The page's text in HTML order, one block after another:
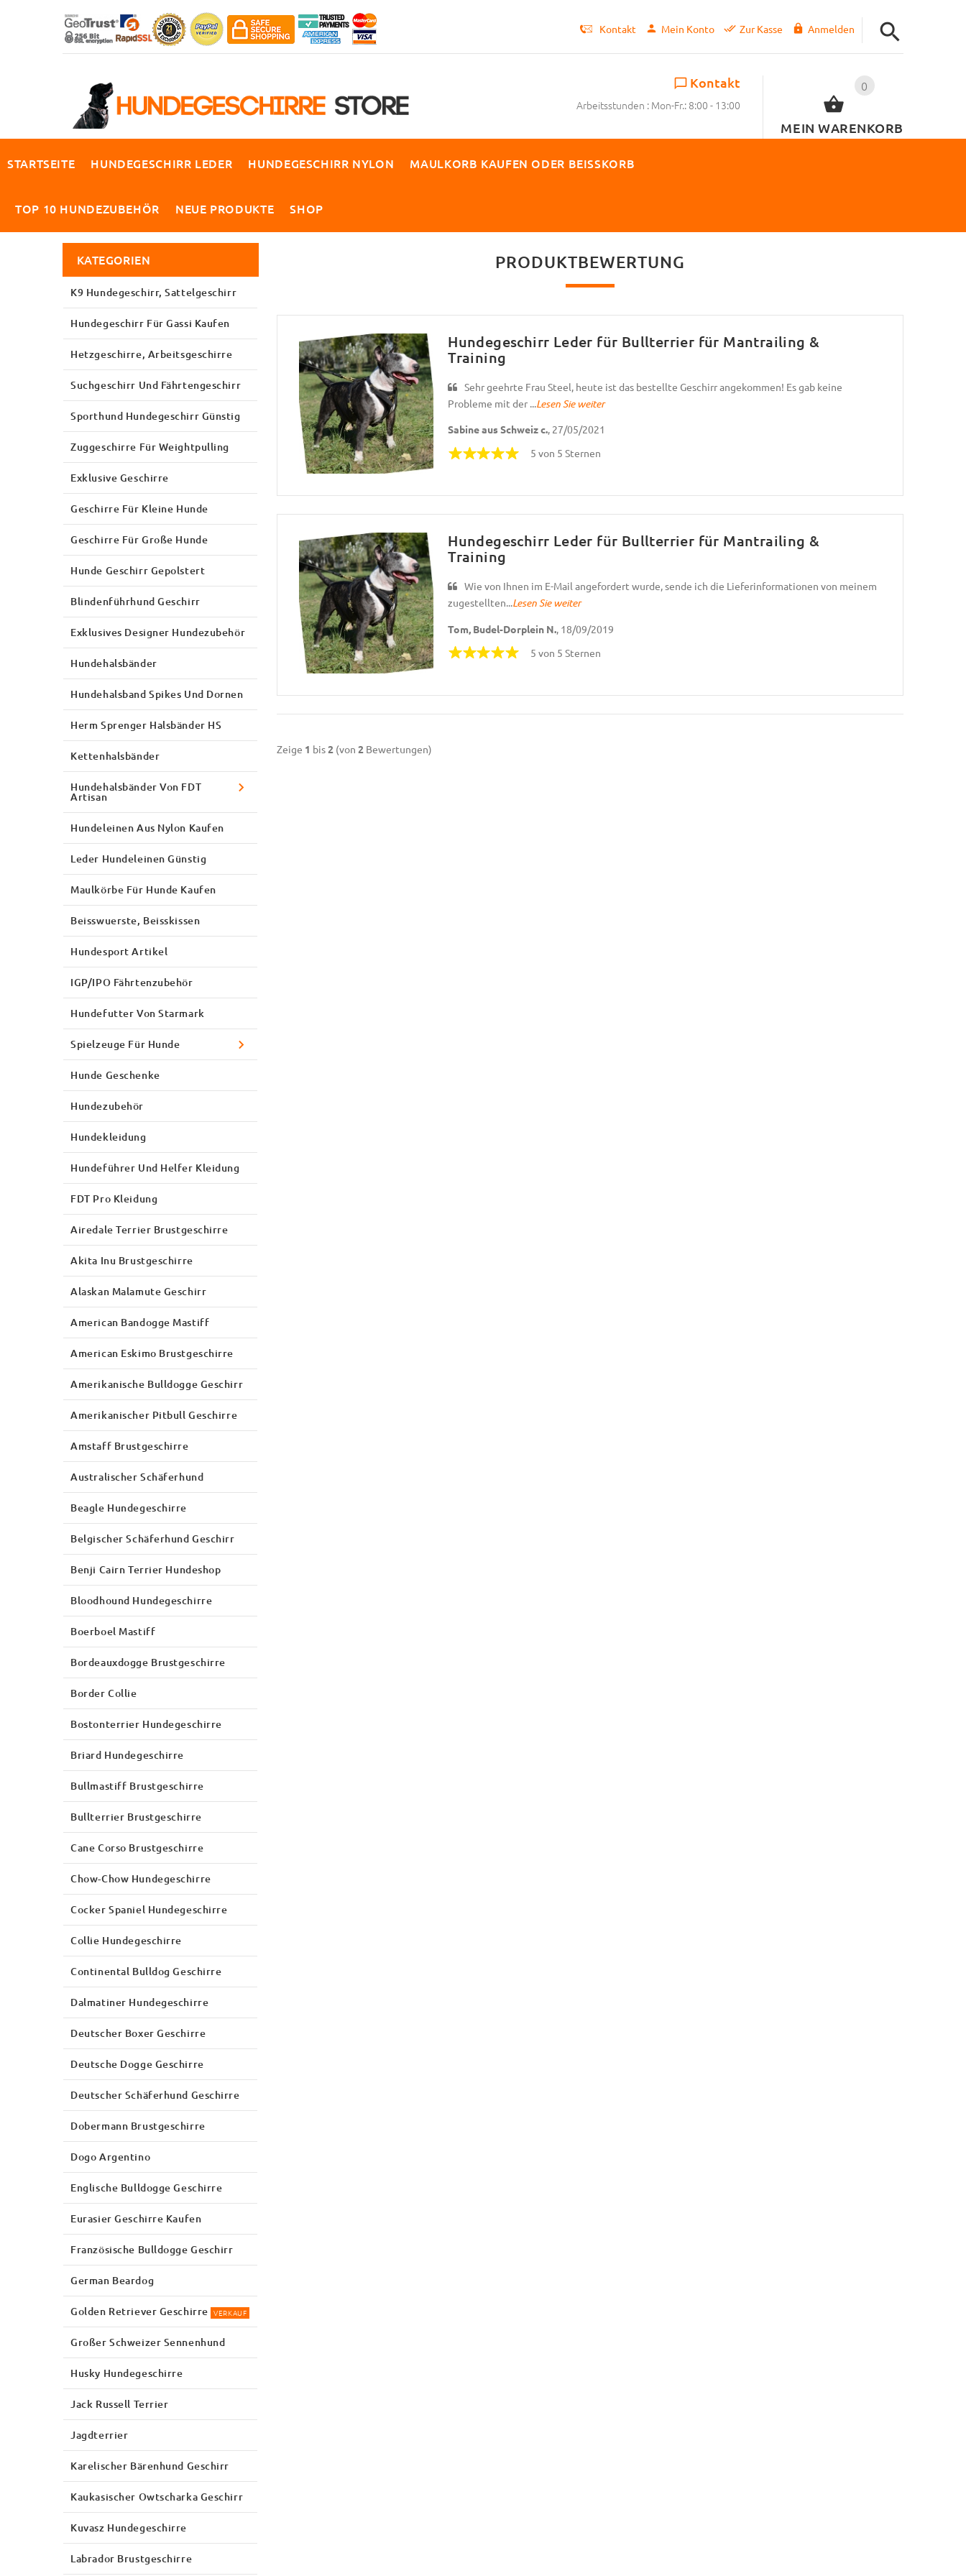
Kontakt Mein Konto Zur Kasse Anmelden
0
MEIN WARENKORB
Kontakt
Arbeitsstunden : Mon-Fr.: 8:00 - 13:00
STARTSEITE HUNDEGESCHIRR LEDER HUNDEGESCHIRR NYLON MAULKORB KAUFEN ODER BEISSKORB
TOP 10 HUNDEZUBEHÖR NEUE PRODUKTE SHOP
PRODUKTBEWERTUNG
Hundegeschirr Leder für Bullterrier für Mantrailing &
Training
Sehr geehrte Frau Steel, heute ist das bestellte Geschirr angekommen! Es gab keine
Probleme mit der ...Lesen Sie weiter
Sabine aus Schweiz c., 27/05/2021
5 von 5 Sternen
Hundegeschirr Leder für Bullterrier für Mantrailing &
Training
Wie von Ihnen im E-Mail angefordert wurde, sende ich die Lieferinformationen von meinem
zugestellten...Lesen Sie weiter
Tom, Budel-Dorplein N., 18/09/2019
5 von 5 Sternen
Zeige 1 bis2(von 2Bewertungen)
KATEGORIEN
K9 Hundegeschirr, Sattelgeschirr
Hundegeschirr Für Gassi Kaufen
Hetzgeschirre, Arbeitsgeschirre
Suchgeschirr Und Fährtengeschirr
Sporthund Hundegeschirr Günstig
Zuggeschirre Für Weightpulling
Exklusive Geschirre
Geschirre Für Kleine Hunde
Geschirre Für Große Hunde
Hunde Geschirr Gepolstert
Blindenführhund Geschirr
Exklusives Designer Hundezubehör
Hundehalsbänder
Hundehalsband Spikes Und Dornen
Herm Sprenger Halsbänder HS
Kettenhalsbänder
Hundehalsbänder Von FDT
Artisan
Hundeleinen Aus Nylon Kaufen
Leder Hundeleinen Günstig
Maulkörbe Für Hunde Kaufen
Beisswuerste, Beisskissen
Hundesport Artikel
IGP/IPO Fährtenzubehör
Hundefutter Von Starmark
Spielzeuge Für Hunde
Hunde Geschenke
Hundezubehör
Hundekleidung
Hundeführer Und Helfer Kleidung
FDT Pro Kleidung
Airedale Terrier Brustgeschirre
Akita Inu Brustgeschirre
Alaskan Malamute Geschirr
American Bandogge Mastiff
American Eskimo Brustgeschirre
Amerikanische Bulldogge Geschirr
Amerikanischer Pitbull Geschirre
Amstaff Brustgeschirre
Australischer Schäferhund
Beagle Hundegeschirre
Belgischer Schäferhund Geschirr
Benji Cairn Terrier Hundeshop
Bloodhound Hundegeschirre
Boerboel Mastiff
Bordeauxdogge Brustgeschirre
Border Collie
Bostonterrier Hundegeschirre
Briard Hundegeschirre
Bullmastiff Brustgeschirre
Bullterrier Brustgeschirre
Cane Corso Brustgeschirre
Chow-Chow Hundegeschirre
Cocker Spaniel Hundegeschirre
Collie Hundegeschirre
Continental Bulldog Geschirre
Dalmatiner Hundegeschirre
Deutscher Boxer Geschirre
Deutsche Dogge Geschirre
Deutscher Schäferhund Geschirre
Dobermann Brustgeschirre
Dogo Argentino
Englische Bulldogge Geschirre
Eurasier Geschirre Kaufen
Französische Bulldogge Geschirr
German Beardog
Golden Retriever Geschirre VERKAUF
Großer Schweizer Sennenhund
Husky Hundegeschirre
Jack Russell Terrier
Jagdterrier
Karelischer Bärenhund Geschirr
Kaukasischer Owtscharka Geschirr
Kuvasz Hundegeschirre
Labrador Brustgeschirre